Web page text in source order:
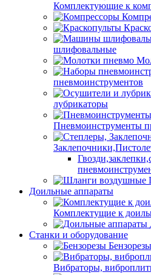
Комплектующие к
шлифовальные
пневмоинструментов
лубрикаторы
Пневмоинструменты
Доильные аппараты
Комплектущие к
Станки и оборудование
Бензорезы
Вибраторы,